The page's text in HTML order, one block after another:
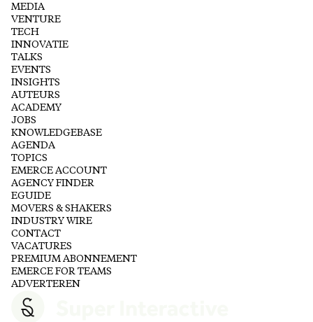
MEDIA
VENTURE
TECH
INNOVATIE
TALKS
EVENTS
INSIGHTS
AUTEURS
ACADEMY
JOBS
KNOWLEDGEBASE
AGENDA
TOPICS
EMERCE ACCOUNT
AGENCY FINDER
EGUIDE
MOVERS & SHAKERS
INDUSTRY WIRE
CONTACT
VACATURES
PREMIUM ABONNEMENT
EMERCE FOR TEAMS
ADVERTEREN